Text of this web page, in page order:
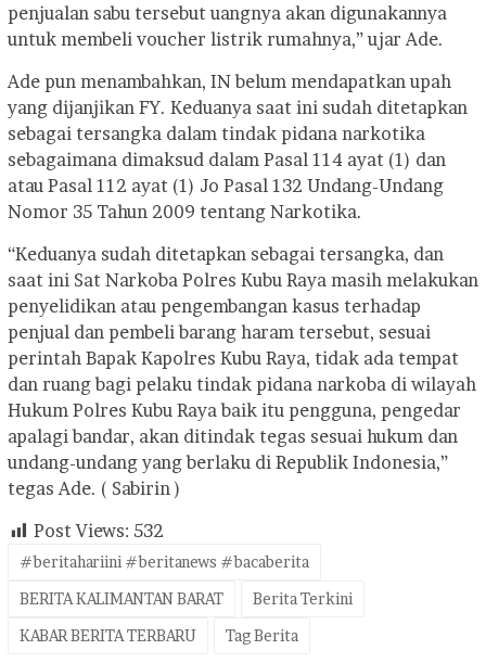
penjualan sabu tersebut uangnya akan digunakannya
untuk membeli voucher listrik rumahnya,” ujar Ade.
Ade pun menambahkan, IN belum mendapatkan upah
yang dijanjikan FY. Keduanya saat ini sudah ditetapkan
sebagai tersangka dalam tindak pidana narkotika
sebagaimana dimaksud dalam Pasal 114 ayat (1) dan
atau Pasal 112 ayat (1) Jo Pasal 132 Undang-Undang
Nomor 35 Tahun 2009 tentang Narkotika.
“Keduanya sudah ditetapkan sebagai tersangka, dan
saat ini Sat Narkoba Polres Kubu Raya masih melakukan
penyelidikan atau pengembangan kasus terhadap
penjual dan pembeli barang haram tersebut, sesuai
perintah Bapak Kapolres Kubu Raya, tidak ada tempat
dan ruang bagi pelaku tindak pidana narkoba di wilayah
Hukum Polres Kubu Raya baik itu pengguna, pengedar
apalagi bandar, akan ditindak tegas sesuai hukum dan
undang-undang yang berlaku di Republik Indonesia,”
tegas Ade. ( Sabirin )
Post Views: 532
#beritahariini #beritanews #bacaberita
BERITA KALIMANTAN BARAT
Berita Terkini
KABAR BERITA TERBARU
Tag Berita